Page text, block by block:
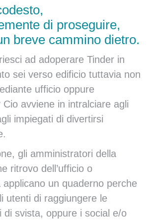
di proseguire,
breve cammino dietro.
ad adoperare Tinder in
sei verso edificio tuttavia non
ufficio oppure
Cio avviene in intralciare agli
impiegati di divertirsi
gli amministratori della
ritrovo dell’ufficio o
applicano un quaderno perche
utenti di raggiungere le
di svista, oppure i social e/o